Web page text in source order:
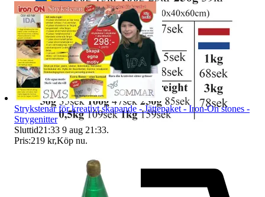
Strykstenar för kreativt skapande - Jättepaket - Iron-On stones -
Strygenitter
Sluttid21:33 9 aug 21:33.
Pris:219 kr,Köp nu.